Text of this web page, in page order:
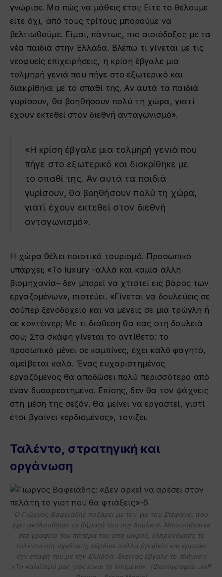
γνώρισε. Μα πώς να μάθεις έτσι; Είτε το θέλουμε
είτε όχι, από τους τρίτους μπορούμε να
βελτιωθούμε. Είμαι, πάντως, πιο αισιόδοξος με τα
νέα παιδιά στην Ελλάδα. Βλέπω τι γίνεται με τις
νεοφυείς επιχειρήσεις, η κρίση έβγαλε μια
τολμηρή γενιά που πήγε στο εξωτερικό και
διακρίθηκε με το σπαθί της. Αν αυτά τα παιδιά
γυρίσουν, θα βοηθήσουν πολύ τη χώρα, γιατί
έχουν εκτεθεί στον διεθνή ανταγωνισμό».
«Η κρίση έβγαλε μια τολμηρή γενιά που
πήγε στο εξωτερικό και διακρίθηκε με
το σπαθί της. Αν αυτά τα παιδιά
γυρίσουν, θα βοηθήσουν πολύ τη χώρα,
γιατί έχουν εκτεθεί στον διεθνή
ανταγωνισμό».
Η χώρα θέλει ποιοτικό τουρισμό. Προσωπικό
υπάρχει; «Το luxury –αλλά και καμία άλλη
βιομηχανία– δεν μπορεί να χτιστεί εις βάρος των
εργαζομένων», πιστεύει. «Γίνεται να δουλεύεις σε
σούπερ ξενοδοχείο και να μένεις σε μια τρώγλη ή
σε κοντέινερ; Με τι διάθεση θα πας στη δουλειά
σου; Στα σκάφη γίνεται το αντίθετο: το
προσωπικό μένει σε καμπίνες, έχει καλό φαγητό,
αμείβεται καλά. Ένας ευχαριστημένος
εργαζόμενος θα αποδώσει πολύ περισσότερο από
έναν δυσαρεστημένο. Επίσης, δεν θα τον ψάχνεις
στη μέση της σεζόν. Θα μείνει να εργαστεί, γιατί
έτσι βγαίνει κερδισμένος», τονίζει.
Ταλέντο, στρατηγική και
οργάνωση
Ο Γιώργος Βαφειάδης ποζάρει με τον γιο του Στέφανο, που
έχει ακολουθήσει τα βήματά του στη δουλειά. Μπαινόβγαινε
στο γραφείο του πατέρα του από μικρός, κληρονόμησε το
ταλέντο στη σχεδίαση, κέρδισε πολλά βραβεία και κρατάει
την επαφή του με την Ελλάδα. Εκείνος έβγαλε το σλόγκαν
«Το καλύτερό μας γιοτ είναι το επόμενο». (Φωτογραφία: Jeff